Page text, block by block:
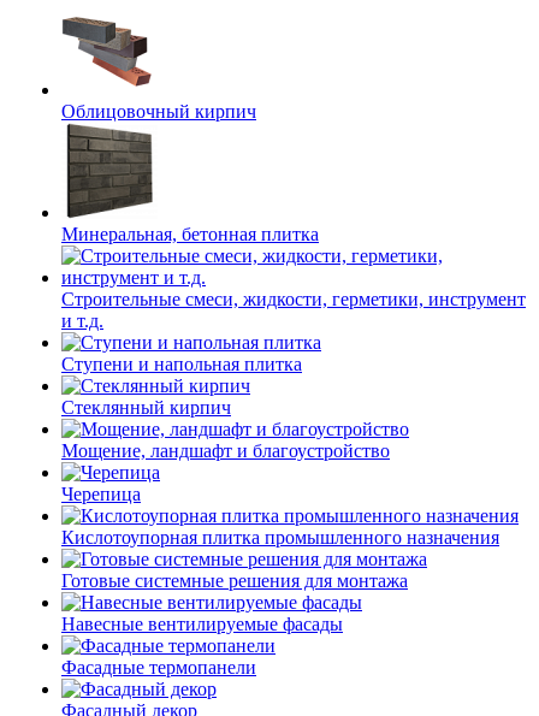
Облицовочный кирпич
Минеральная, бетонная плитка
Строительные смеси, жидкости, герметики, инструмент
и т.д.
Ступени и напольная плитка
Cтеклянный кирпич
Мощение, ландшафт и благоустройство
Черепица
Кислотоупорная плитка промышленного назначения
Готовые системные решения для монтажа
Навесные вентилируемые фасады
Фасадные термопанели
Фасадный декор